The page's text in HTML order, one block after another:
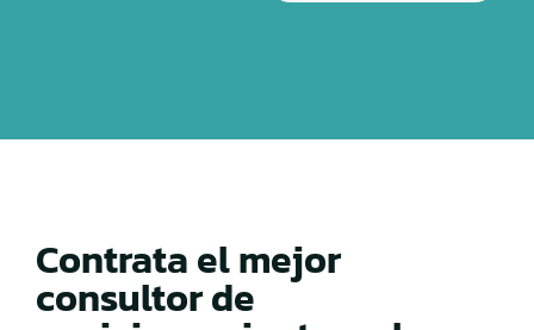
Contrata el mejor
consultor de